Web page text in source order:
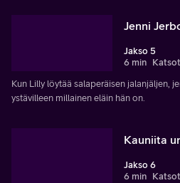
Jenni
Jakso 5
6 min
Kun Lilly löytää salaperäisen jalanjäljen,
ystävilleen millainen eläin hän on.
Kauniita
Jakso 6
6 min